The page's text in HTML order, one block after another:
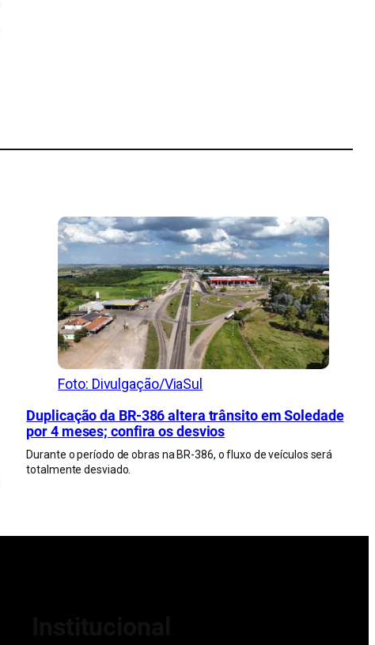
Foto: Divulgação/ViaSul
Duplicação da BR-386 altera trânsito em Soledade
por 4 meses; confira os desvios
Durante o período de obras na BR-386, o fluxo de veículos será
totalmente desviado.